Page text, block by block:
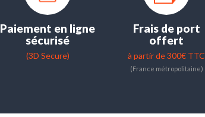
Paiement en ligne
sécurisé
(3D Secure)
Frais de port
offert
à partir de 300€ TTC
(France métropolitaine)